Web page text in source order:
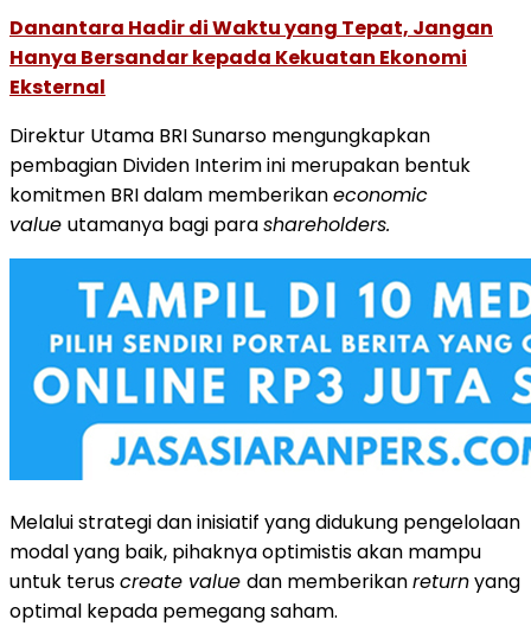
Danantara Hadir di Waktu yang Tepat, Jangan
Hanya Bersandar kepada Kekuatan Ekonomi
Eksternal
Direktur Utama BRI Sunarso mengungkapkan
pembagian Dividen Interim ini merupakan bentuk
komitmen BRI dalam memberikaneconomic
value utamanya bagi parashareholders.
Melalui strategi dan inisiatif yang didukung pengelolaan
modal yang baik, pihaknya optimistis akan mampu
untuk teruscreate value dan memberikanreturnyang
optimal kepada pemegang saham.